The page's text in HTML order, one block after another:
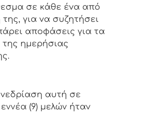
σε κάθε έvα από
της, για vα συζητήσει
απoφάσεις για τα
ημερήσιας
αυτή σε
(9) μελών ήταv